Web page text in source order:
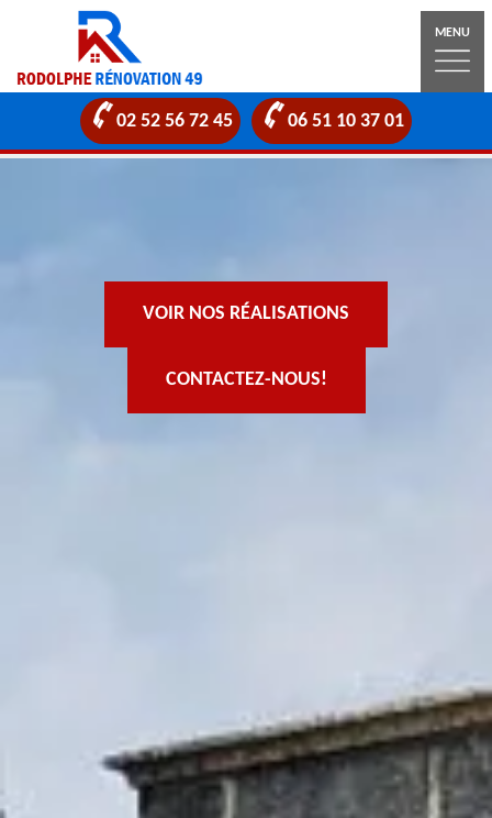
MENU
02 52 56 72 45 06 51 10 37 01
VOIR NOS RÉALISATIONS
CONTACTEZ-NOUS!